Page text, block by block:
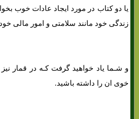
یا دو کتاب در مورد ایجاد عادات خوب
زندگی خود مانند سلامتی و امور مالی
و شـما یاد خواهید گرفت کـه در قمار
خوی ان را داشته باشید.